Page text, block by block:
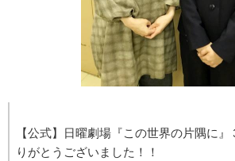
【公式】日曜劇場『この世界の片隅に
りがとうございました！！